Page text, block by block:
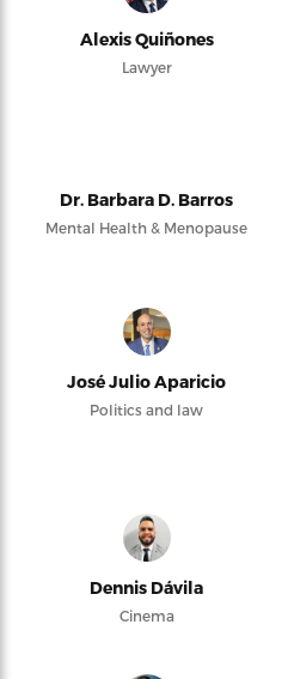
Alexis Quiñones
Lawyer
Dr. Barbara D. Barros
Mental Health & Menopause
José Julio Aparicio
Politics and law
Dennis Dávila
Cinema